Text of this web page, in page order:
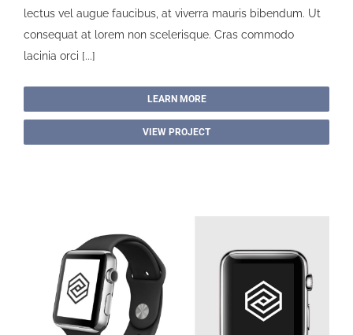
lectus vel augue faucibus, at viverra mauris bibendum. Ut
consequat at lorem non scelerisque. Cras commodo
lacinia orci [...]
LEARN MORE
VIEW PROJECT